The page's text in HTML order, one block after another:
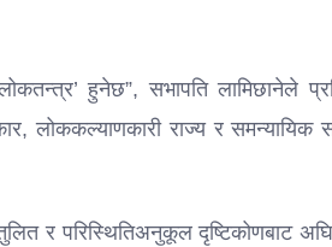
लोकतन्त्र’ हुनेछ”, सभापति लामिछानेले
लोककल्याणकारी राज्य र समन्यायिक
र परिस्थितिअनुकूल दृष्टिकोणबाट